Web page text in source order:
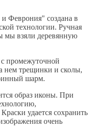
Феврония" создана в
технологии. Ручная
мы взяли деревянную
с промежуточной
нем трещинки и сколы,
шарм.
образ иконы. При
удается сохранить
очень